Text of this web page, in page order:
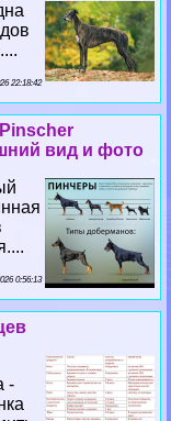
22:18:42
вид и фото
0:56:13
-